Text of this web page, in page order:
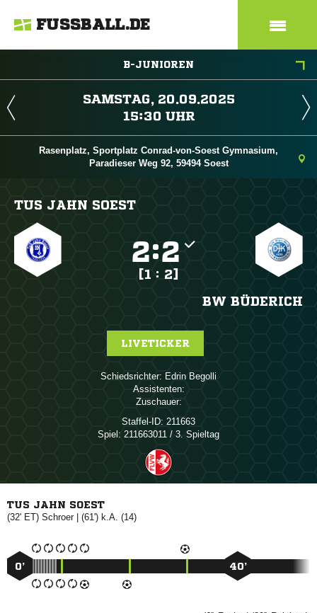
FUSSBALL.DE
B-JUNIOREN
 
 
Rasenplatz, Sportplatz Conrad-von-Soest Gymnasium,
Paradieser Weg 92, 59494 Soest
TUS JAHN SOEST
:
[1 : 2]
BW BÜDERICH
LIVETICKER
Schiedsrichter:  
Assistenten:
Zuschauer:
Staffel-ID: 211663
Spiel: 211663011 / 3. Spieltag
TUS JAHN SOEST
(32' ET) | (61') k.A. (14)
0’ 40’